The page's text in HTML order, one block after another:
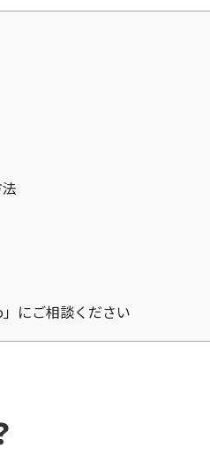
にご相談ください